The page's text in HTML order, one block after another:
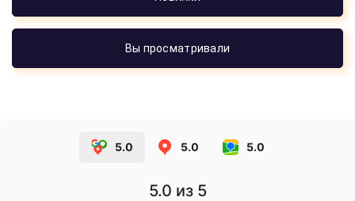
Вы просматривали
5.0 5.0 5.0
5.0 из 5